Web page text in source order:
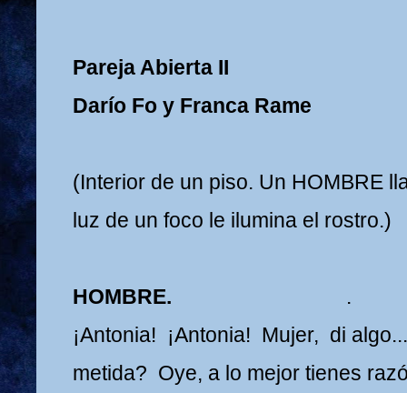
Pareja Abierta II
Darío Fo y Franca Rame
(Interior de un piso. Un HOMBRE
luz de un foco le ilumina el rostro.)
HOMBRE. .
¡Antonia! ¡Antonia! Mujer, di
metida? Oye, a lo mejor tienes